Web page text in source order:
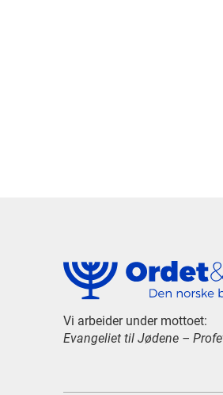
Vi arbeider under mottoet:
Evangeliet til Jødene –